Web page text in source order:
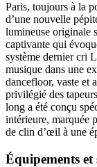
Paris, toujours à la
d’une nouvelle
lumineuse originale
captivante qui
système dernier cri
musique dans une
dancefloor, vaste et
privilégié des
long a été conçu
intérieure, marquée
de clin d’œil à une
Équipements et